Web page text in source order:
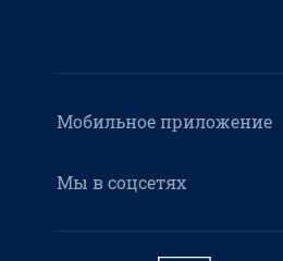
Мобильное приложение
Мы в соцсетях